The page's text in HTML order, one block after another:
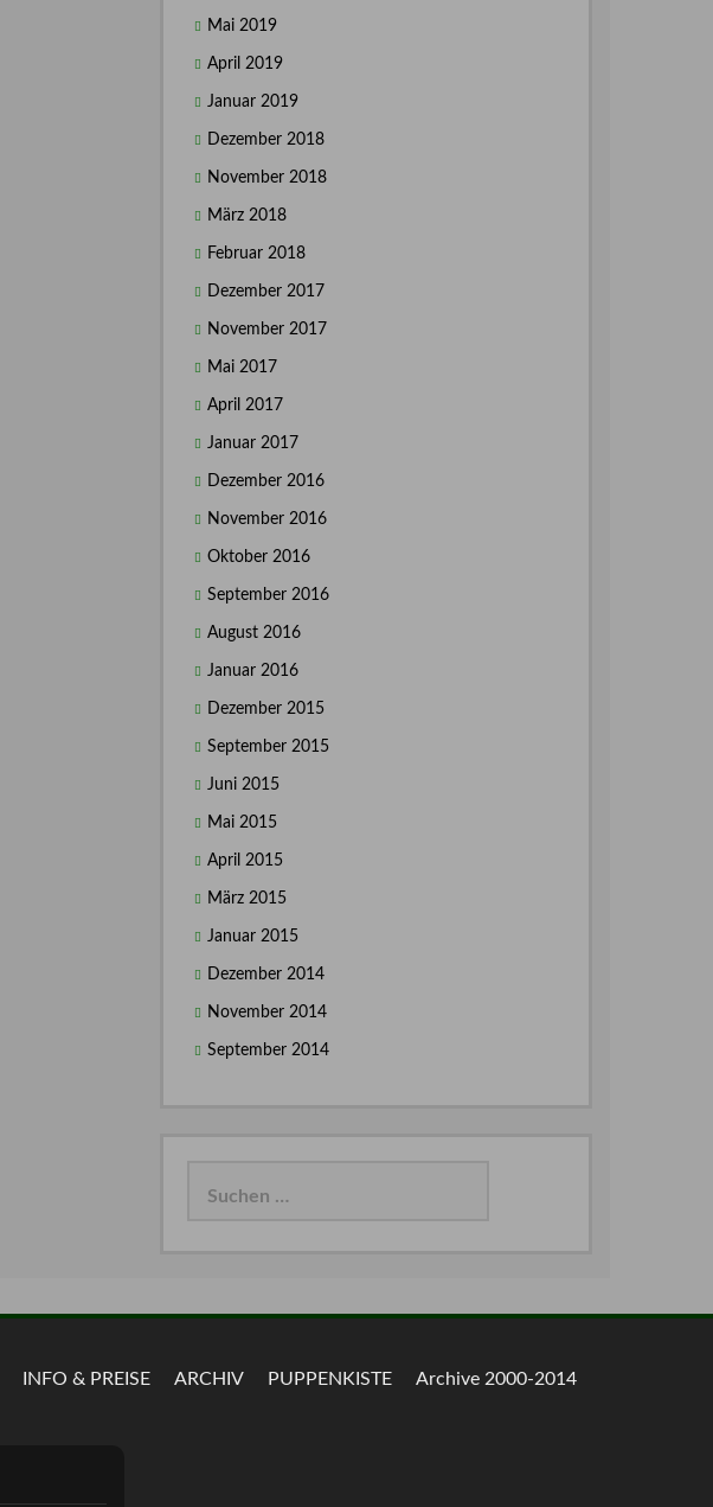
Mai 2019
April 2019
Januar 2019
Dezember 2018
November 2018
März 2018
Februar 2018
Dezember 2017
November 2017
Mai 2017
April 2017
Januar 2017
Dezember 2016
November 2016
Oktober 2016
September 2016
August 2016
Januar 2016
Dezember 2015
September 2015
Juni 2015
Mai 2015
April 2015
März 2015
Januar 2015
Dezember 2014
November 2014
September 2014
INFO & PREISE ARCHIV PUPPENKISTE Archive 2000-2014